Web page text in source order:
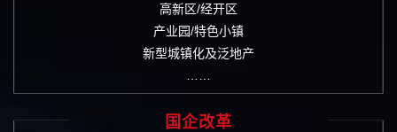
高新区/经开区
产业园/特色小镇
新型城镇化及泛地产
国企改革